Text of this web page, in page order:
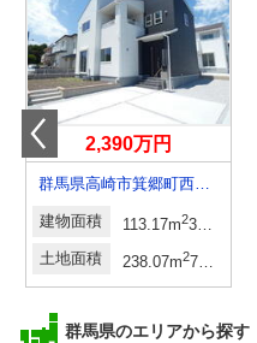
67.58坪～94.72坪
2,390万円
群馬県高崎市箕郷町西明屋
建物面積 113.17m234.23坪
土地面積
238.07m272.01坪
群馬県のエリアから探す